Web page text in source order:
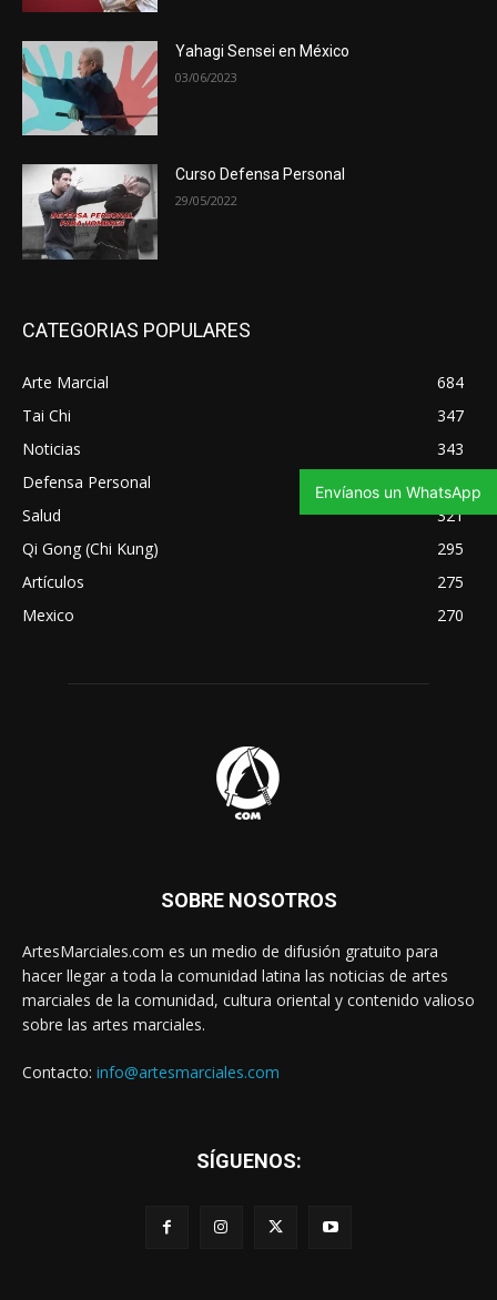
Yahagi Sensei en México
03/06/2023
Curso Defensa Personal
29/05/2022
CATEGORIAS POPULARES
Arte Marcial
684
Tai Chi
347
Noticias
343
Defensa Personal
335
Salud
321
Qi Gong (Chi Kung)
295
Artículos
275
Mexico
270
SOBRE NOSOTROS
ArtesMarciales.com es un medio de difusión gratuito para
hacer llegar a toda la comunidad latina las noticias de artes
marciales de la comunidad, cultura oriental y contenido valioso
sobre las artes marciales.
Contacto: info@artesmarciales.com
SÍGUENOS:
Envíanos un WhatsApp